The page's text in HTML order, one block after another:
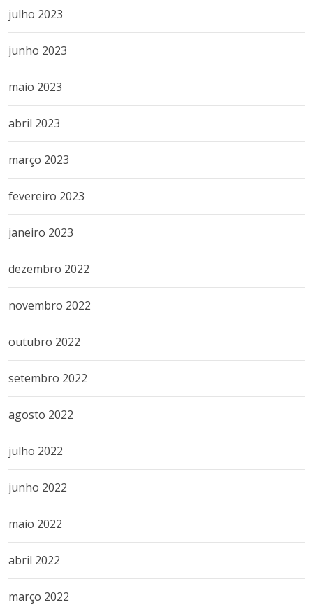
julho 2023
junho 2023
maio 2023
abril 2023
março 2023
fevereiro 2023
janeiro 2023
dezembro 2022
novembro 2022
outubro 2022
setembro 2022
agosto 2022
julho 2022
junho 2022
maio 2022
abril 2022
março 2022